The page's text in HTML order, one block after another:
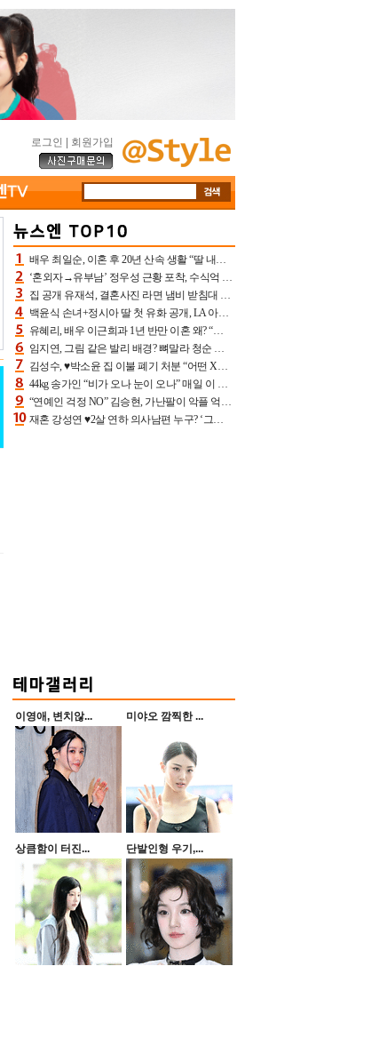
로그인 회원가입
배우 최일순, 이혼 후 20년 산속 생활 “딸 내가 버렸다고 원망‥맘 아파”(특종)[어제TV]
‘혼외자→유부남’ 정우성 근황 포착, 수식억 해킹 피해 후배 만났다 “존경하는”
집 공개 유재석, 결혼사진 라면 냄비 받침대 되고 분노‥가족사진도 피해(놀뭐)[어제TV]
백윤식 손녀+정시아 딸 첫 유화 공개, LA 아트쇼→서울국제조각페스타 작가다운 수준급 실력
유혜리, 배우 이근희과 1년 반만 이혼 왜? “식칼 꽂고 의자 던져” 충격 폭로(특종)[어제TV]
임지연, 그림 같은 발리 배경? 뼈말라 청순 비키니 핏에 상대 안 되네
김성수, ♥박소윤 집 이불 폐기 처분 “어떤 X이랑 썼을지 몰라” 질투(신랑수업2)[어제TV]
44kg 송가인 “비가 오나 눈이 오나” 매일 이 운동, 허벅지 근육량 상승+체지방 감소
“연예인 걱정 NO” 김승현, 가난팔이 악플 억울할만‥아내+딸과 日 여행
재혼 강성연 ♥2살 연하 의사남편 누구? ‘그알’ 자문의에 훈남 비주얼 초엘리트 스펙 [종합]
이영애, 변치않... 미야오 깜찍한 ...
상큼함이 터진... 단발인형 우기,...